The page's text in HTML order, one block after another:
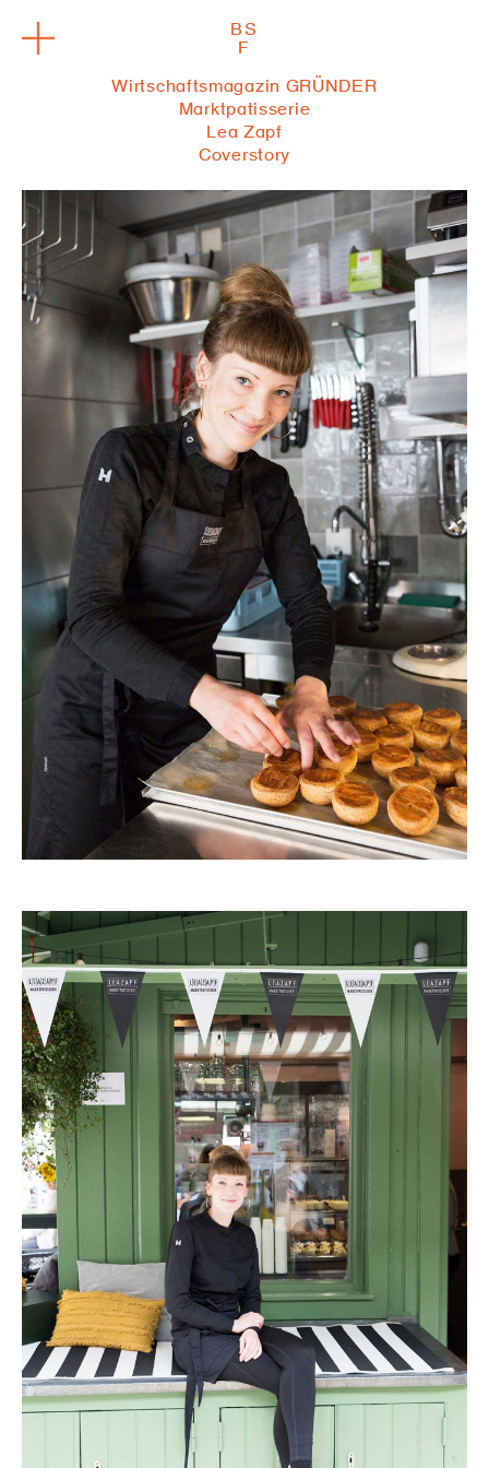
BS
F
Wirtschaftsmagazin GRÜNDER
Marktpatisserie
Lea Zapf
Coverstory